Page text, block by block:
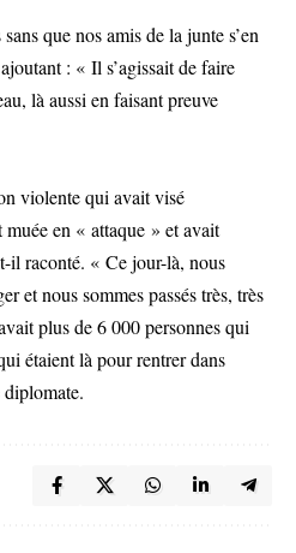
que nos amis de la junte s’en
: « Il s’agissait de faire
là aussi en faisant preuve
violente qui avait visé
muée en « attaque » et avait
il raconté. « Ce jour-là, nous
et nous sommes passés très, très
plus de 6 000 personnes qui
étaient là pour rentrer dans
diplomate.